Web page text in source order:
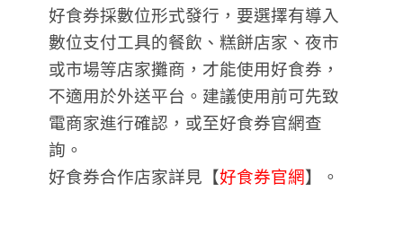
好食券採數位形式發行，要選擇有導入
數位支付工具的餐飲、糕餅店家、夜市
或市場等店家攤商，才能使用好食券，
不適用於外送平台。建議使用前可先致
電商家進行確認，或至好食券官網查
詢。
好食券合作店家詳見【好食券官網】。